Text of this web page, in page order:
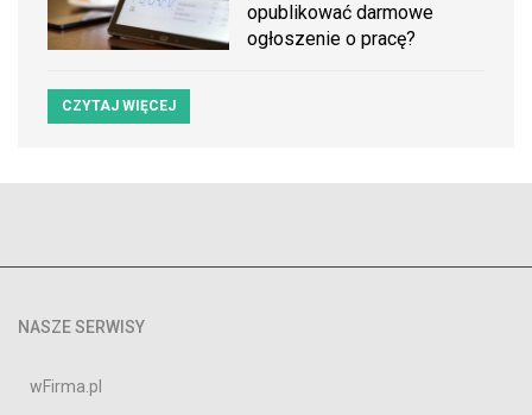
opublikować darmowe
ogłoszenie o pracę?
CZYTAJ WIĘCEJ
NASZE SERWISY
wFirma.pl